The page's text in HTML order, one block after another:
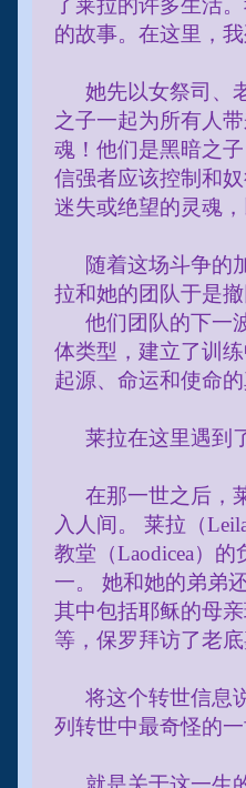
了莱拉的许多生活
的故事。在这里，
她先以女祭司、
之子一起为所有人
魂！他们是黑暗之
信强者应该控制和
迷失或绝望的灵魂
随着这场斗争的
拉和她的团队于是
他们团队的下一
体类型，建立了训
起源、命运和使命
莱拉在这里遇到
在那一世之后，
入人间。 莱拉（
教堂（Laodicea）的
一。 她和她的弟弟
其中包括耶稣的母
等，保罗拜访了老
将这个转世信息
列转世中最奇怪的